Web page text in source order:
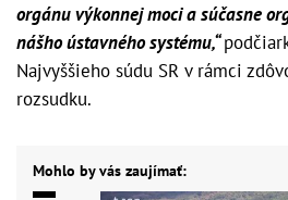
orgánu výkonnej moci a súčasne
nášho ústavného systému,“
Najvyššieho súdu SR v rámci
rozsudku.
Mohlo by vás zaujímať: